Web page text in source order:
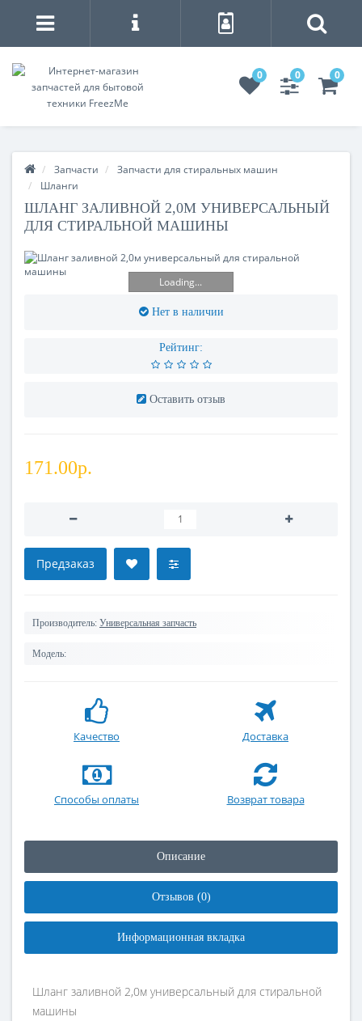
0 0 0
Запчасти
Запчасти для стиральных машин
Шланги
ШЛАНГ ЗАЛИВНОЙ 2,0М УНИВЕРСАЛЬНЫЙ
ДЛЯ СТИРАЛЬНОЙ МАШИНЫ
Loading...
Нет в наличии
Рейтинг:
Оставить отзыв
171.00р.
Предзаказ
Производитель: Универсальная запчасть
Модель:
Качество Доставка
Способы оплаты Возврат товара
Описание
Отзывов (0)
Информационная вкладка
Шланг заливной 2,0м универсальный для стиральной
машины